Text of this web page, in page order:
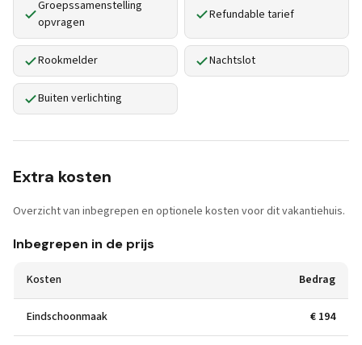
Groepssamenstelling
opvragen
Refundable tarief
Rookmelder Nachtslot
Buiten verlichting
Extra kosten
Overzicht van inbegrepen en optionele kosten voor dit vakantiehuis.
Inbegrepen in de prijs
Kosten Bedrag
Eindschoonmaak € 194